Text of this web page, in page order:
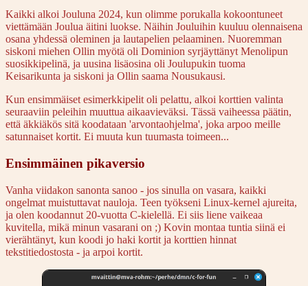
Kaikki alkoi Jouluna 2024, kun olimme porukalla kokoontuneet
viettämään Joulua äitini luokse. Näihin Jouluihin kuuluu olennaisena
osana yhdessä oleminen ja lautapelien pelaaminen. Nuoremman
siskoni miehen Ollin myötä oli Dominion syrjäyttänyt Menolipun
suosikkipelinä, ja uusina lisäosina oli Joulupukin tuoma
Keisarikunta ja siskoni ja Ollin saama Nousukausi.
Kun ensimmäiset esimerkkipelit oli pelattu, alkoi korttien valinta
seuraaviin peleihin muuttua aikaavieväksi. Tässä vaiheessa päätin,
että äkkiäkös sitä koodataan 'arvontaohjelma', joka arpoo meille
satunnaiset kortit. Ei muuta kun tuumasta toimeen...
Ensimmäinen pikaversio
Vanha viidakon sanonta sanoo - jos sinulla on vasara, kaikki
ongelmat muistuttavat nauloja. Teen työkseni Linux-kernel ajureita,
ja olen koodannut 20-vuotta C-kielellä. Ei siis liene vaikeaa
kuvitella, mikä minun vasarani on ;) Kovin montaa tuntia siinä ei
vierähtänyt, kun koodi jo haki kortit ja korttien hinnat
tekstitiedostosta - ja arpoi kortit.